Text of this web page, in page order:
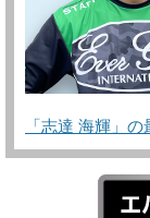
「志達 海輝」